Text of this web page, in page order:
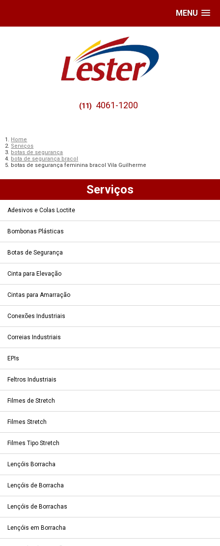
MENU
(11) 4061-1200
Home
Serviços
botas de segurança
bota de segurança bracol
botas de segurança feminina bracol Vila Guilherme
Serviços
Adesivos e Colas Loctite
Bombonas Plásticas
Botas de Segurança
Cinta para Elevação
Cintas para Amarração
Conexões Industriais
Correias Industriais
EPIs
Feltros Industriais
Filmes de Stretch
Filmes Stretch
Filmes Tipo Stretch
Lençóis Borracha
Lençóis de Borracha
Lençóis de Borrachas
Lençóis em Borracha